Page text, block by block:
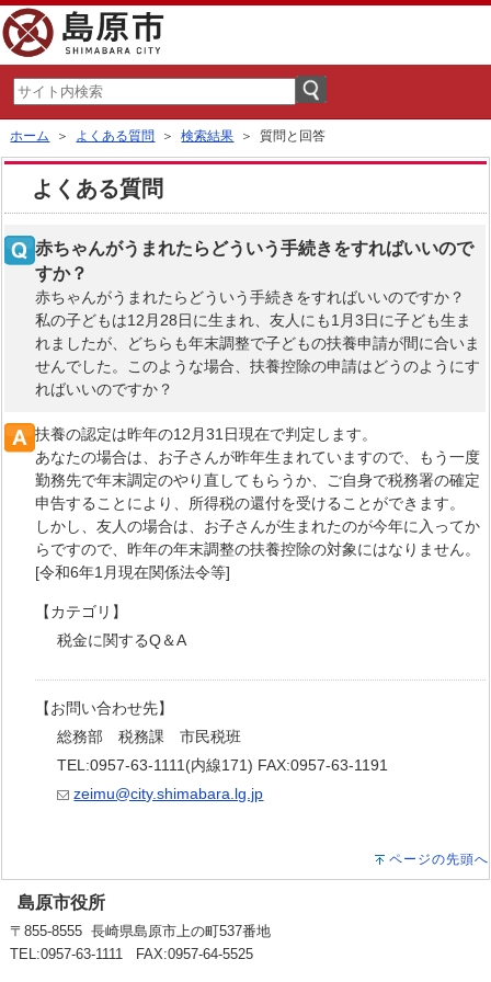
ホーム ＞ よくある質問 ＞検索結果 ＞ 質問と回答
よくある質問
赤ちゃんがうまれたらどういう手続きをすればいいので
すか？
赤ちゃんがうまれたらどういう手続きをすればいいのですか？
私の子どもは12月28日に生まれ、友人にも1月3日に子ども生ま
れましたが、どちらも年末調整で子どもの扶養申請が間に合いま
せんでした。このような場合、扶養控除の申請はどうのようにす
ればいいのですか？
扶養の認定は昨年の12月31日現在で判定します。
あなたの場合は、お子さんが昨年生まれていますので、もう一度
勤務先で年末調定のやり直してもらうか、ご自身で税務署の確定
申告することにより、所得税の還付を受けることができます。
しかし、友人の場合は、お子さんが生まれたのが今年に入ってか
らですので、昨年の年末調整の扶養控除の対象にはなりません。
[令和6年1月現在関係法令等]
【カテゴリ】
税金に関するQ＆A
【お問い合わせ先】
総務部 税務課 市民税班
TEL:0957-63-1111(内線171) FAX:0957-63-1191
zeimu@city.shimabara.lg.jp
ページの先頭へ
島原市役所
〒855-8555 長崎県島原市上の町537番地
TEL:0957-63-1111 FAX:0957-64-5525